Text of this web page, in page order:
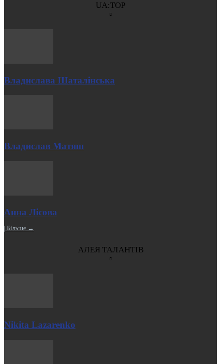
UA:TOP
Владислава Шаталінська
Владислав Матяш
Анна Лісова
| Більше →
АЛЕЯ ТАЛАНТІВ
Nikita Lazarenko